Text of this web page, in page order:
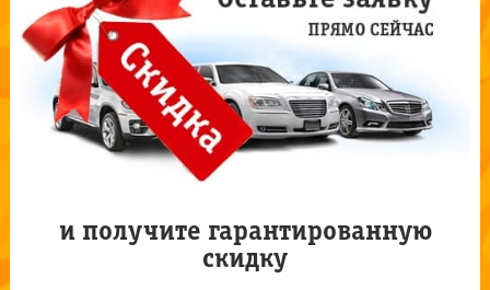
и получите гарантированную
скидку